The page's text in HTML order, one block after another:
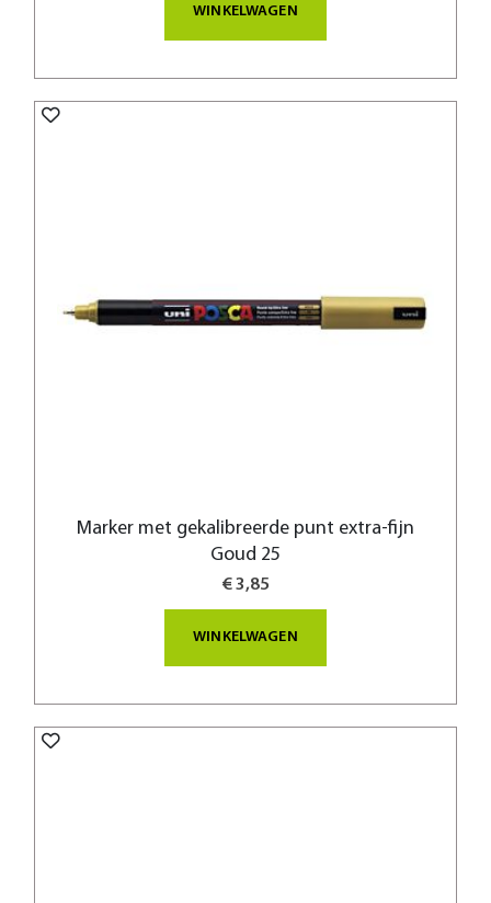
WINKELWAGEN
Marker met gekalibreerde punt extra-fijn
Goud 25
€ 3,85
WINKELWAGEN